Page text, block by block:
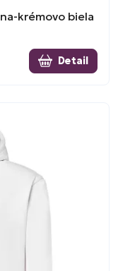
krémovo biela
Detail